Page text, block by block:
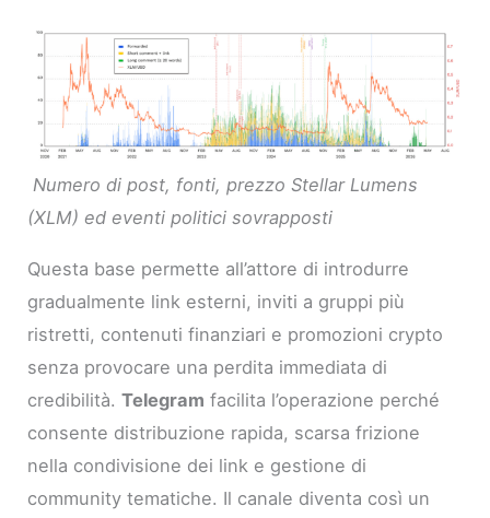
Numero di post, fonti, prezzo Stellar Lumens
(XLM) ed eventi politici sovrapposti
Questa base permette all’attore di introdurre
gradualmente link esterni, inviti a gruppi più
ristretti, contenuti finanziari e promozioni crypto
senza provocare una perdita immediata di
credibilità.Telegram facilita l’operazione perché
consente distribuzione rapida, scarsa frizione
nella condivisione dei link e gestione di
community tematiche. Il canale diventa così un